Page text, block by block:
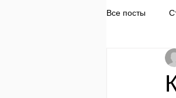
Все посты
Печатные